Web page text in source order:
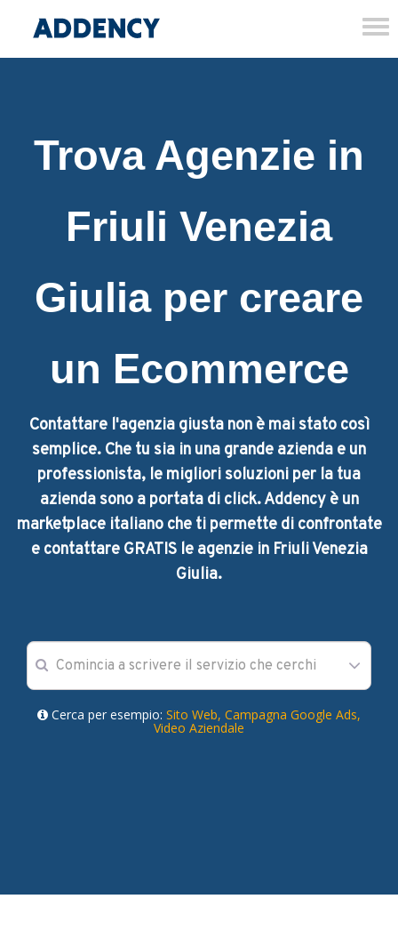
Trova Agenzie in
Friuli Venezia
Giulia per creare
un Ecommerce
Contattare l'agenzia giusta non è mai stato così
semplice. Che tu sia in una grande azienda e un
professionista, le migliori soluzioni per la tua
azienda sono a portata di click. Addency è un
marketplace italiano che ti permette di confrontate
e contattare GRATIS le agenzie in Friuli Venezia
Giulia.
Cerca per esempio: Sito Web, Campagna Google Ads,
Video Aziendale